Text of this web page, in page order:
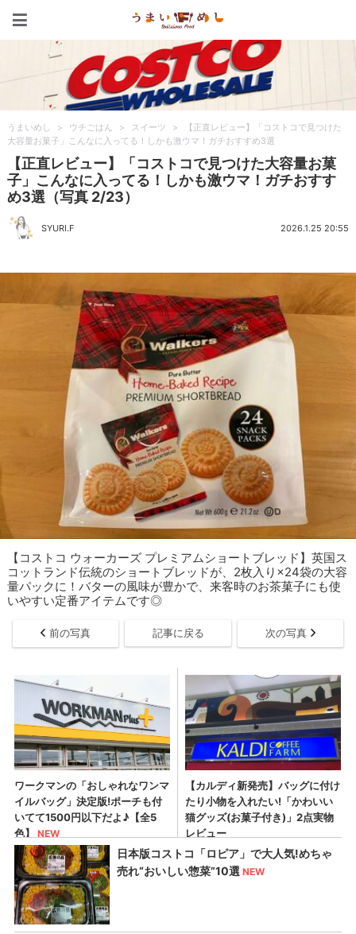
うまいめし > ウチごはん > スイーツ >
【正直レビュー】「コストコで見つけた
大容量お菓子」こんなに入ってる！しかも激ウマ！ガチおすすめ3選
【正直レビュー】「コストコで見つけた大容量お菓
子」こんなに入ってる！しかも激ウマ！ガチおすす
め3選（写真 2/23）
SYURI.F 2026.1.25 20:55
【コストコ ウォーカーズ プレミアムショートブレッド】英国ス
コットランド伝統のショートブレッドが、2枚入り×24袋の大容
量パックに！バターの風味が豊かで、来客時のお茶菓子にも使
いやすい定番アイテムです◎
前の写真 記事に戻る 次の写真